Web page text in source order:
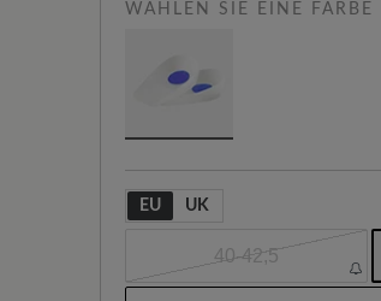
WÄHLEN SIE EINE FARBE
EU UK
40-42,5